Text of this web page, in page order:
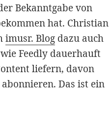
Bekanntgabe von
hat. Christian
imusr. Blog dazu auch
Feedly dauerhauft
liefern, davon
Das ist ein